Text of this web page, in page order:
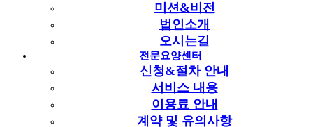
미션&비전
법인소개
오시는길
전문요양센터
신청&절차 안내
서비스 내용
이용료 안내
계약 및 유의사항